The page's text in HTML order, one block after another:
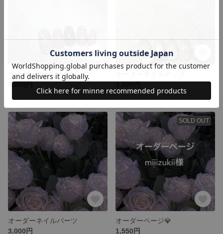
オーダーネイルチップ
3,000円
オーダーネイルパーツ
3,000円
SOLD OUT
オーダーページ💎
1,550円